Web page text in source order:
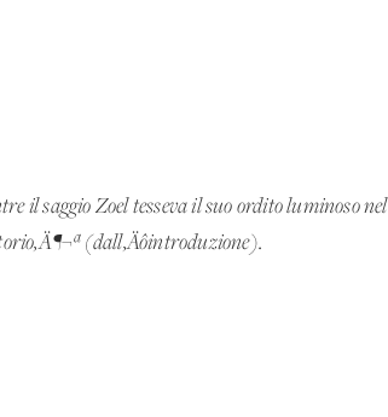
il saggio Zoel tesseva il suo ordito luminoso nel
(dall‚Äôintroduzione).